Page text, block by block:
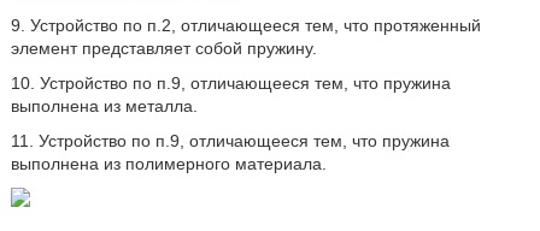
9. Устройство по п.2, отличающееся тем, что протяженный
элемент представляет собой пружину.
10. Устройство по п.9, отличающееся тем, что пружина
выполнена из металла.
11. Устройство по п.9, отличающееся тем, что пружина
выполнена из полимерного материала.